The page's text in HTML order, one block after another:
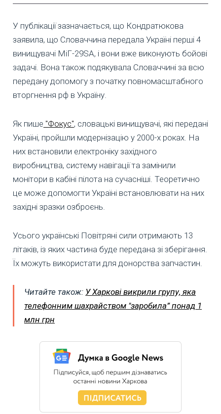
У публікації зазначається, що Кондратюкова
заявила, що Словаччина передала Україні перші 4
винищувачі МіГ-29SA, і вони вже виконують бойові
задачі. Вона також подякувала Словаччині за всю
передану допомогу з початку повномасштабного
вторгнення рф в Україну.
Як пише "Фокус", словацькі винищувачі, які передані
Україні, пройшли модернізацію у 2000-х роках. На
них встановили електроніку західного
виробництва, систему навігації та замінили
монітори в кабіні пілота на сучасніші. Теоретично
це може допомогти Україні встановлювати на них
західні зразки озброєнь.
Усього українські Повітряні сили отримають 13
літаків, із яких частина буде передана зі зберігання.
Їх можуть використати для донорства запчастин.
Читайте також: У Харкові викрили групу, яка
телефонним шахрайством "заробила” понад 1
млн грн